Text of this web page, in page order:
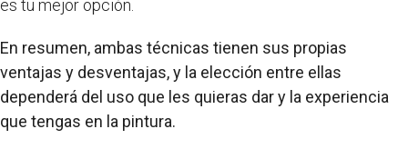
es tu mejor opción.
En resumen, ambas técnicas tienen sus propias
ventajas y desventajas, y la elección entre ellas
dependerá del uso que les quieras dar y la experiencia
que tengas en la pintura.